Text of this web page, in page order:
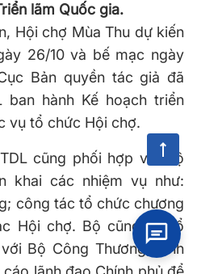
lãm Quốc gia.
Hội chợ Mùa Thu dự kiến
26/10 và bế mạc ngày
Bản quyền tác giả đã
ban hành Kế hoạch triển
vụ tổ chức Hội chợ.
cũng phối hợp với Bộ
khai các nhiệm vụ như:
công tác tổ chức chương
Hội chợ. Bộ cũng đã tổ
Bộ Công Thương, lãnh